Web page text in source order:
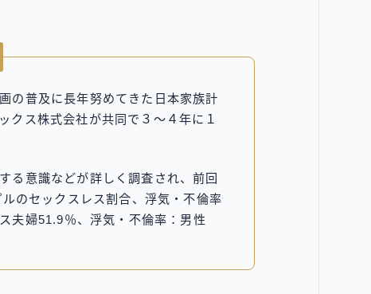
の普及に長年努めてきた日本家族計
クス株式会社が共同で３～４年に１
る意識などが詳しく調査され、前回
のセックスレス割合、浮気・不倫率
夫婦51.9％、浮気・不倫率：男性